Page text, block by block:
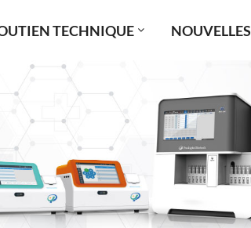
TECHNIQUE NOUVELLES